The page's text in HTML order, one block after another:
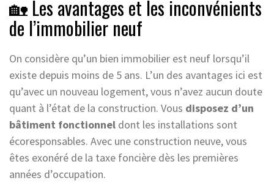
🏡 Les avantages et les inconvénients
de l’immobilier neuf
On considère qu’un bien immobilier est neuf lorsqu’il
existe depuis moins de 5 ans. L’un des avantages ici est
qu’avec un nouveau logement, vous n’avez aucun doute
quant à l’état de la construction. Vous disposez d’un
bâtiment fonctionnel dont les installations sont
écoresponsables. Avec une construction neuve, vous
êtes exonéré de la taxe foncière dès les premières
années d’occupation.